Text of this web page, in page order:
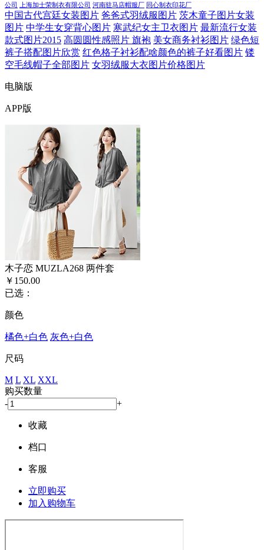
公司
上海加士荣制衣有限公司 河南驻马店帽服厂 同心制衣印花厂
中国古代宫廷女装图片 爸爸式羽绒服图片 茨木童子图片女装
图片 中学生女穿背心图片 寒武纪女主卫衣图片 最新流行女装
款式图片2015 高圆圆性感照片 旗袍 美女商务衬衫图片 绿色短
裤子搭配图片欣赏 红色格子衬衫配啥颜色的裤子好看图片 镂
空毛线帽子全部图片 女羽绒服大衣图片价格图片
电脑版
APP版
木子恋 MUZLA268 两件套
￥150.00
已选：
颜色
橘色+白色 灰色+白色
尺码
M L XL XXL
购买数量
-
+
收藏
档口
客服
立即购买
加入购物车